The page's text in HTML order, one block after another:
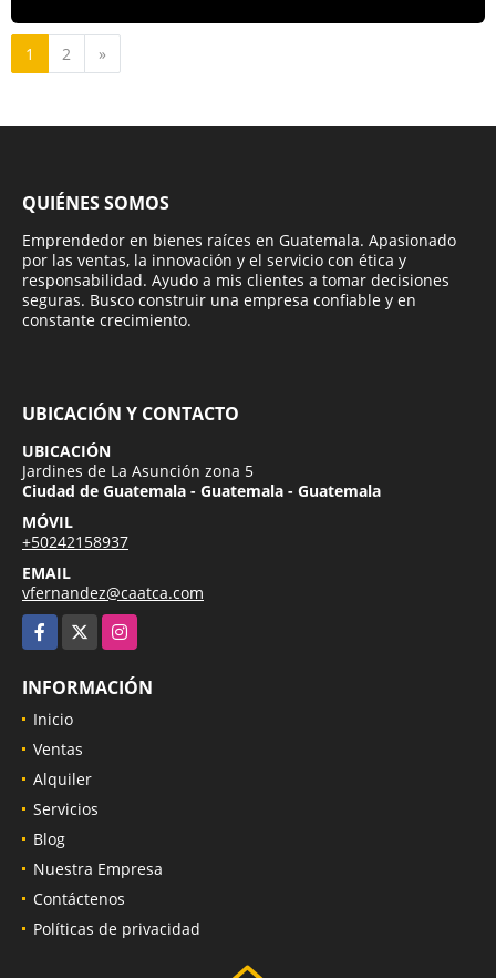
1 2 »
QUIÉNES SOMOS
Emprendedor en bienes raíces en Guatemala. Apasionado
por las ventas, la innovación y el servicio con ética y
responsabilidad. Ayudo a mis clientes a tomar decisiones
seguras. Busco construir una empresa confiable y en
constante crecimiento.
UBICACIÓN Y CONTACTO
UBICACIÓN
Jardines de La Asunción zona 5
Ciudad de Guatemala - Guatemala - Guatemala
MÓVIL
+50242158937
EMAIL
vfernandez@caatca.com
Facebook
Instagram
INFORMACIÓN
Inicio
Ventas
Alquiler
Servicios
Blog
Nuestra Empresa
Contáctenos
Políticas de privacidad